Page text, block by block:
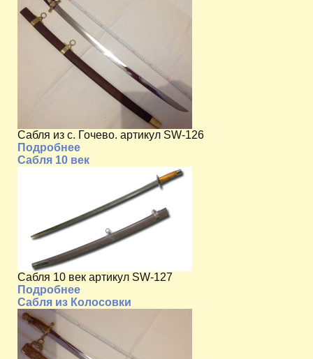
Сабля из с. Гочево. артикул SW-126
Подробнее
Сабля 10 век
Сабля 10 век артикул SW-127
Подробнее
Сабля из Колосовки